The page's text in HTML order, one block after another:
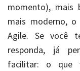
momento), mais
mais moderno,
Agile. Se você
responda, já
facilitar: o que